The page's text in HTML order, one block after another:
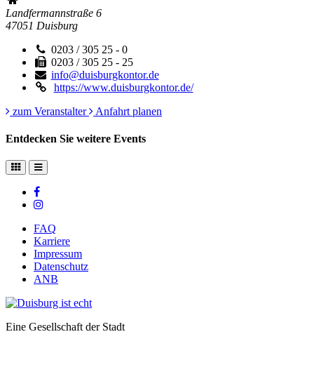
Landfermannstraße 6
47051 Duisburg
0203 / 305 25 - 0
0203 / 305 25 - 25
info@duisburgkontor.de
https://www.duisburgkontor.de/
zum Veranstalter
Anfahrt planen
Entdecken Sie weitere Events
FAQ
Karriere
Impressum
Datenschutz
ANB
Eine Gesellschaft der Stadt